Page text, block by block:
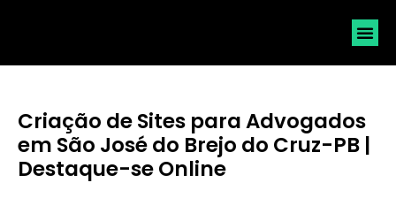
Criação de Sites para Advogados
em São José do Brejo do Cruz-PB |
Destaque-se Online